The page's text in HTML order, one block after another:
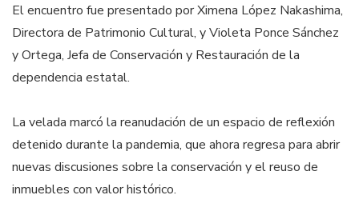
El encuentro fue presentado por Ximena López Nakashima,
Directora de Patrimonio Cultural, y Violeta Ponce Sánchez
y Ortega, Jefa de Conservación y Restauración de la
dependencia estatal.
La velada marcó la reanudación de un espacio de reflexión
detenido durante la pandemia, que ahora regresa para abrir
nuevas discusiones sobre la conservación y el reuso de
inmuebles con valor histórico.